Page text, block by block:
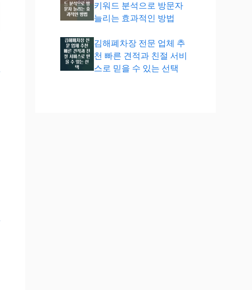
키워드 분석으로 방문자
늘리는 효과적인 방법
김해폐차장 전문 업체 추
천 빠른 견적과 친절 서비
스로 믿을 수 있는 선택